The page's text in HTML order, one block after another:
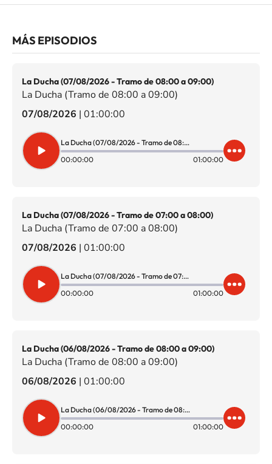
MÁS EPISODIOS
La Ducha (07/08/2026 - Tramo de 08:00 a 09:00)
La Ducha (Tramo de 08:00 a 09:00)
07/08/2026 | 01:00:00
La Ducha (07/08/2026 - Tramo de 08:00 a 09:00)
00:00:00
01:00:00
La Ducha (07/08/2026 - Tramo de 07:00 a 08:00)
La Ducha (Tramo de 07:00 a 08:00)
07/08/2026 | 01:00:00
La Ducha (07/08/2026 - Tramo de 07:00 a 08:00)
00:00:00
01:00:00
La Ducha (06/08/2026 - Tramo de 08:00 a 09:00)
La Ducha (Tramo de 08:00 a 09:00)
06/08/2026 | 01:00:00
La Ducha (06/08/2026 - Tramo de 08:00 a 09:00)
00:00:00
01:00:00